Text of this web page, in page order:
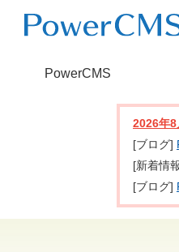
PowerCMS
2026年8
[ブログ]
[新着情
[ブログ]